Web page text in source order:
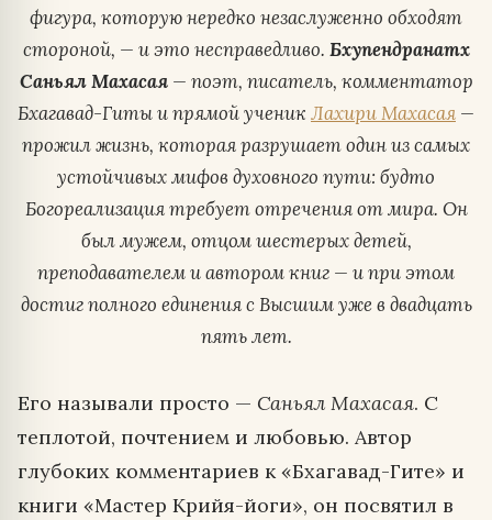
фигура, которую нередко незаслуженно обходят
стороной, — и это несправедливо. Бхупендранатх
Саньял Махасая— поэт, писатель, комментатор
Бхагавад-Гиты и прямой ученик Лахири Махасая —
прожил жизнь, которая разрушает один из самых
устойчивых мифов духовного пути: будто
Богореализация требует отречения от мира. Он
был мужем, отцом шестерых детей,
преподавателем и автором книг — и при этом
достиг полного единения с Высшим уже в двадцать
пять лет.
Его называли просто — Саньял Махасая. С
теплотой, почтением и любовью. Автор
глубоких комментариев к «Бхагавад-Гите» и
книги «Мастер Крийя-йоги», он посвятил в